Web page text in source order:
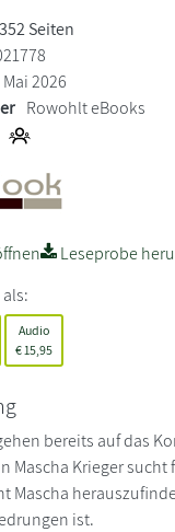
Seiten
Mai 2026
Rowohlt eBooks
Leseprobe
Audio
€ 15,95
bereits auf das
Mascha Krieger sucht
Mascha
ist.